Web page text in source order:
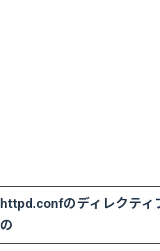
httpd.confのディレクティ
の